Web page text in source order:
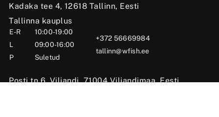
Kadaka tee 4, 12618 Tallinn, Eesti
Tallinna kauplus
E-R
10:00-19:00
L
09:00-16:00
P
Suletud
+372 56669984
tallinn@wfish.ee
Posti tn 6, Viljandi, 71004 Viljandimaa, Eesti